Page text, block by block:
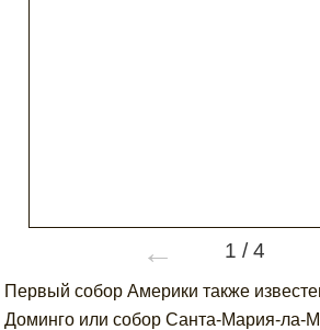
← 1 /4
Первый собор Америки также
Доминго или собор Санта-Мария-ла-